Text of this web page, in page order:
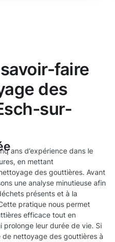
faire
des
sur-
ans d’expérience dans le
en mettant
des gouttières. Avant
une analyse minutieuse afin
présents et à la
pratique nous permet
efficace tout en
prolonge leur durée de vie. Si
de nettoyage des gouttières à